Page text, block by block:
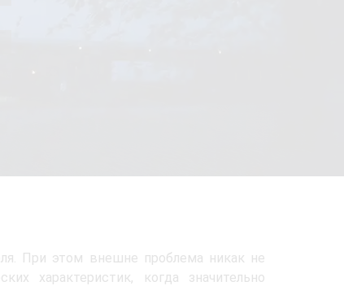
При этом внешне проблема никак не
характеристик, когда значительно